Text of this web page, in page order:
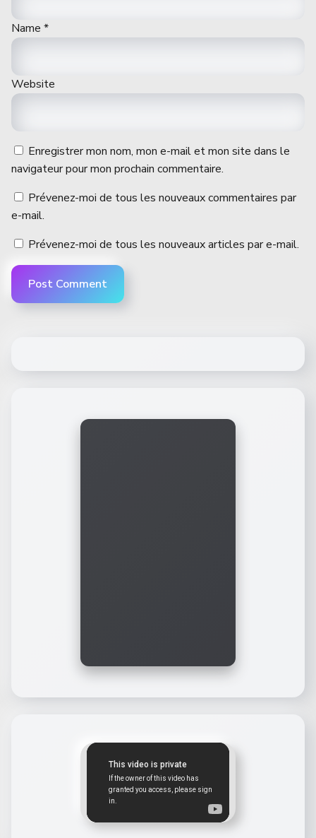
Name *
Website
Enregistrer mon nom, mon e-mail et mon site dans le
navigateur pour mon prochain commentaire.
Prévenez-moi de tous les nouveaux commentaires par
e-mail.
Prévenez-moi de tous les nouveaux articles par e-mail.